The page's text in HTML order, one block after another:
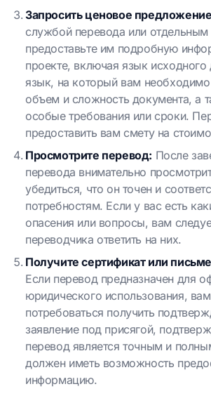
Запросить ценовое
службой перевода или
предоставьте им подробную
проекте, включая язык исходного
язык, на который вам необходимо
объем и сложность документа, а
особые требования или сроки.
предоставить вам смету на
Просмотрите перевод: После
перевода внимательно
убедиться, что он точен и
потребностям. Если у вас есть
опасения или вопросы, вам
переводчика ответить на них.
Получите сертификат или
Если перевод предназначен для
юридического использования,
потребоваться получить
заявление под присягой,
перевод является точным и
должен иметь возможность
информацию.